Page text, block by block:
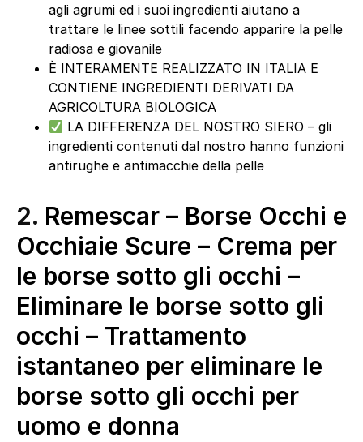
agli agrumi ed i suoi ingredienti aiutano a
trattare le linee sottili facendo apparire la pelle
radiosa e giovanile
È INTERAMENTE REALIZZATO IN ITALIA E
CONTIENE INGREDIENTI DERIVATI DA
AGRICOLTURA BIOLOGICA
LA DIFFERENZA DEL NOSTRO SIERO – gli
ingredienti contenuti dal nostro hanno funzioni
antirughe e antimacchie della pelle
2. Remescar – Borse Occhi e
Occhiaie Scure – Crema per
le borse sotto gli occhi –
Eliminare le borse sotto gli
occhi – Trattamento
istantaneo per eliminare le
borse sotto gli occhi per
uomo e donna